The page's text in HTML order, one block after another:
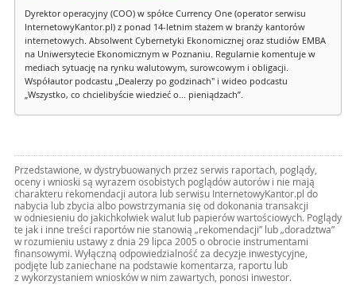
Dyrektor operacyjny (COO) w spółce Currency One (operator serwisu
InternetowyKantor.pl) z ponad 14-letnim stażem w branży kantorów
internetowych. Absolwent Cybernetyki Ekonomicznej oraz studiów EMBA
na Uniwersytecie Ekonomicznym w Poznaniu. Regularnie komentuje w
mediach sytuację na rynku walutowym, surowcowym i obligacji.
Współautor podcastu „Dealerzy po godzinach" i wideo podcastu
„Wszystko, co chcielibyście wiedzieć o... pieniądzach”.
Przedstawione, w dystrybuowanych przez serwis raportach, poglądy,
oceny i wnioski są wyrazem osobistych poglądów autorów i nie mają
charakteru rekomendacji autora lub serwisu InternetowyKantor.pl do
nabycia lub zbycia albo powstrzymania się od dokonania transakcji
w odniesieniu do jakichkolwiek walut lub papierów wartościowych. Poglądy
te jak i inne treści raportów nie stanowią „rekomendacji” lub „doradztwa”
w rozumieniu ustawy z dnia 29 lipca 2005 o obrocie instrumentami
finansowymi. Wyłączną odpowiedzialność za decyzje inwestycyjne,
podjęte lub zaniechane na podstawie komentarza, raportu lub
z wykorzystaniem wniosków w nim zawartych, ponosi inwestor.